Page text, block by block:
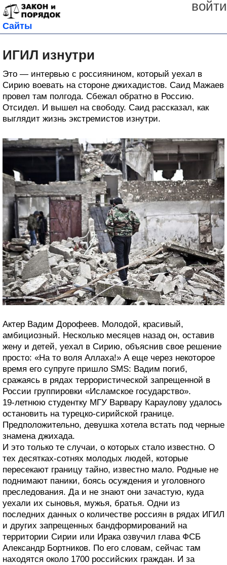
войти
Сайты
ИГИЛ изнутри
Это — интервью с россиянином, который уехал в
Сирию воевать на стороне джихадистов. Саид Мажаев
провел там полгода. Сбежал обратно в Россию.
Отсидел. И вышел на свободу. Саид рассказал, как
выглядит жизнь экстремистов изнутри.
Актер Вадим Дорофеев. Молодой, красивый,
амбициозный. Несколько месяцев назад он, оставив
жену и детей, уехал в Сирию, объяснив свое решение
просто: «На то воля Аллаха!» А еще через некоторое
время его супруге пришло SMS: Вадим погиб,
сражаясь в рядах террористической запрещенной в
России группировки «Исламское государство».
19-летнюю студентку МГУ Варвару Караулову удалось
остановить на турецко-сирийской границе.
Предположительно, девушка хотела встать под черные
знамена джихада.
И это только те случаи, о которых стало известно. О
тех десятках-сотнях молодых людей, которые
пересекают границу тайно, известно мало. Родные не
поднимают паники, боясь осуждения и уголовного
преследования. Да и не знают они зачастую, куда
уехали их сыновья, мужья, братья. Одни из
последних данных о количестве россиян в рядах ИГИЛ
и других запрещенных бандформирований на
территории Сирии или Ирака озвучил глава ФСБ
Александр Бортников. По его словам, сейчас там
находятся около 1700 российских граждан. И за